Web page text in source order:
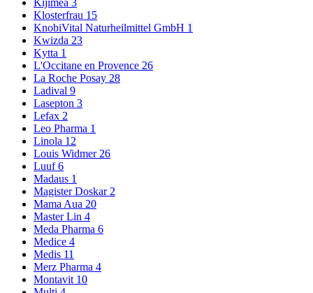
Kijimea 3
Klosterfrau 15
KnobiVital Naturheilmittel GmbH 1
Kwizda 23
Kytta 1
L'Occitane en Provence 26
La Roche Posay 28
Ladival 9
Lasepton 3
Lefax 2
Leo Pharma 1
Linola 12
Louis Widmer 26
Luuf6
Madaus 1
Magister Doskar 2
Mama Aua 20
Master Lin 4
Meda Pharma 6
Medice 4
Medis 11
Merz Pharma 4
Montavit 10